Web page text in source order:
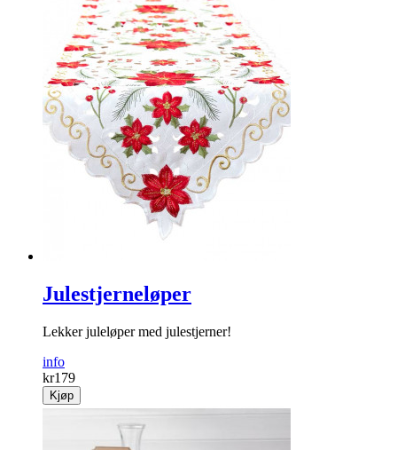
Julestjerneløper
Lekker juleløper med julestjerner!
info
kr179
Kjøp